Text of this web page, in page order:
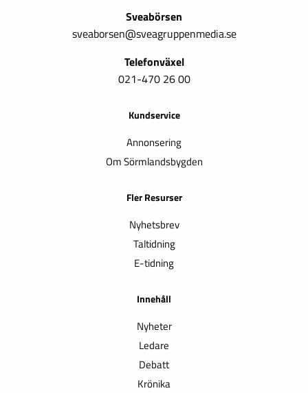
Sveabörsen
sveaborsen@sveagruppenmedia.se
Telefonväxel
021-470 26 00
Kundservice
Annonsering
Om Sörmlandsbygden
Fler Resurser
Nyhetsbrev
Taltidning
E-tidning
Innehåll
Nyheter
Ledare
Debatt
Krönika